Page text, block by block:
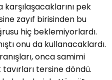
pek
zayıf birisinden bu
hiç beklemiyorlardı.
onu da kullanacaklardı.
onca samimi
tersine döndü.